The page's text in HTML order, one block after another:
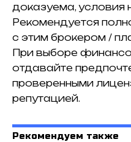
доказуема, условия
Рекомендуется
с этим брокером /
При выборе
отдавайте
проверенными
репутацией.
Рекомендуем также